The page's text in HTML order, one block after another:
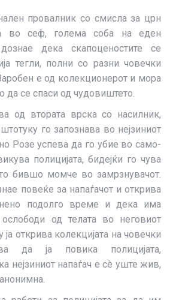
провалник со смисла за црн
во сеф, голема соба на еден
дека скапоценостите се
тегли, полни со разни човечки
е од колекционерот и мора
да се спаси од чудовиштето.
од втората врска со насилник,
го запознава во нејзиниот
но Розе успева да го убие во само-
полицијата, бидејќи го чува
бившо момче во замрзнувачот.
повеќе за напаѓачот и открива
подолго време и дека има
од телата во неговиот
открива колекцијата на човечки
да ја повика полицијата,
нејзиниот напаѓач е сè уште жив,